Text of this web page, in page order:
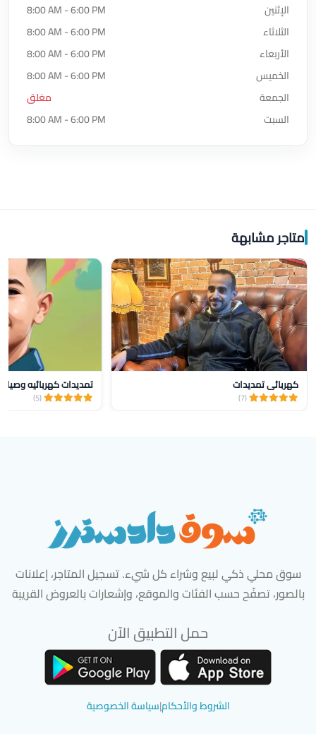
الإثنين
8:00 AM - 6:00 PM
الثلاثاء
8:00 AM - 6:00 PM
الأربعاء
8:00 AM - 6:00 PM
الخميس
8:00 AM - 6:00 PM
الجمعة
مغلق
السبت
8:00 AM - 6:00 PM
متاجر مشابهة
كهربائي تمديدات
(7)
تمديدات كهربائيه
(5)
سوق محلي ذكي لبيع وشراء كل شيء. تسجيل المتاجر، إعلانات
بالصور، تصفّح حسب الفئات والموقع، وإشعارات بالعروض القريبة
حمل التطبيق الآن
الشروط والأحكام|سياسة الخصوصية